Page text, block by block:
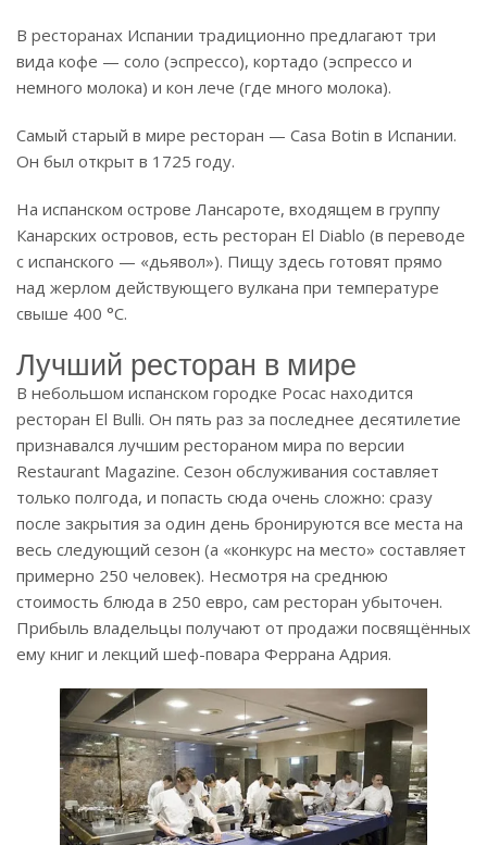
В ресторанах Испании традиционно предлагают три
вида кофе — соло (эспрессо), кортадо (эспрессо и
немного молока) и кон лече (где много молока).
Самый старый в мире ресторан — Casa Botin в Испании.
Он был открыт в 1725 году.
На испанском острове Лансароте, входящем в группу
Канарских островов, есть ресторан El Diablo (в переводе
с испанского — «дьявол»). Пищу здесь готовят прямо
над жерлом действующего вулкана при температуре
свыше 400 °C.
Лучший ресторан в мире
В небольшом испанском городке Росас находится
ресторан El Bulli. Он пять раз за последнее десятилетие
признавался лучшим рестораном мира по версии
Restaurant Magazine. Сезон обслуживания составляет
только полгода, и попасть сюда очень сложно: сразу
после закрытия за один день бронируются все места на
весь следующий сезон (а «конкурс на место» составляет
примерно 250 человек). Несмотря на среднюю
стоимость блюда в 250 евро, сам ресторан убыточен.
Прибыль владельцы получают от продажи посвящённых
ему книг и лекций шеф-повара Феррана Адрия.